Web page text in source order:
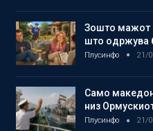
Зошто мажот
што одржува
Плусинфо 21/
Само
низ
Плусинфо 21/